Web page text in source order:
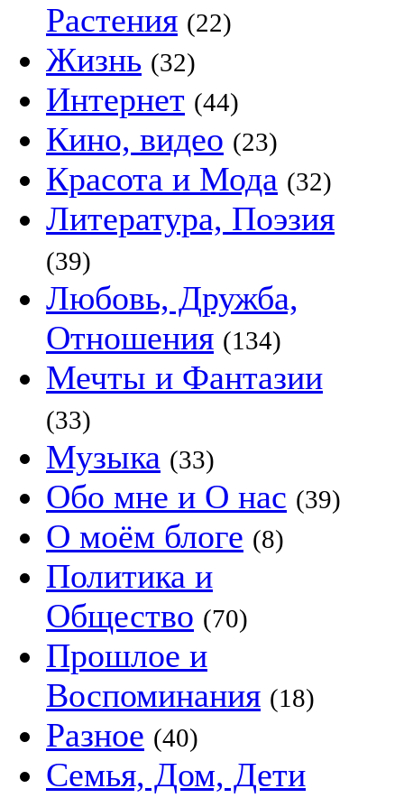
Растения (22)
Жизнь (32)
Интернет (44)
Кино, видео (23)
Красота и Мода (32)
Литература, Поэзия
(39)
Любовь, Дружба,
Отношения (134)
Мечты и Фантазии
(33)
Музыка (33)
Обо мне и О нас (39)
О моём блоге (8)
Политика и
Общество (70)
Прошлое и
Воспоминания (18)
Разное (40)
Семья, Дом, Дети